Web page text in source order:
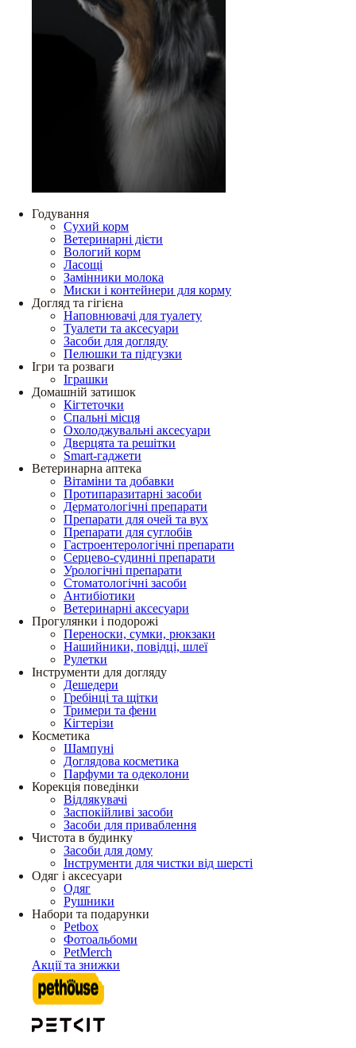
Годування
Сухий корм
Ветеринарні дієти
Вологий корм
Ласощі
Замінники молока
Миски і контейнери для корму
Догляд та гігієна
Наповнювачі для туалету
Туалети та аксесуари
Засоби для догляду
Пелюшки та підгузки
Ігри та розваги
Іграшки
Домашній затишок
Кігтеточки
Спальні місця
Охолоджувальні аксесуари
Дверцята та решітки
Smart-гаджети
Ветеринарна аптека
Вітаміни та добавки
Протипаразитарні засоби
Дерматологічні препарати
Препарати для очей та вух
Препарати для суглобів
Гастроентерологічні препарати
Серцево-судинні препарати
Урологічні препарати
Стоматологічні засоби
Антибіотики
Ветеринарні аксесуари
Прогулянки і подорожі
Переноски, сумки, рюкзаки
Нашийники, повідці, шлеї
Рулетки
Інструменти для догляду
Дешедери
Гребінці та щітки
Тримери та фени
Кігтерізи
Косметика
Шампуні
Доглядова косметика
Парфуми та одеколони
Корекція поведінки
Відлякувачі
Заспокійливі засоби
Засоби для приваблення
Чистота в будинку
Засоби для дому
Інструменти для чистки від шерсті
Одяг і аксесуари
Одяг
Рушники
Набори та подарунки
Petbox
Фотоальбоми
PetMerch
Акції та знижки